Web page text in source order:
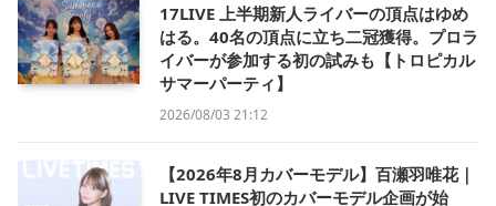
17LIVE 上半期新人ライバーの頂点はゆめ
はる。40名の頂点に立ち二冠獲得。プロラ
イバーが参加する初の試みも【トロピカル
サマーパーティ】
2026/08/03 21:12
【2026年8月カバーモデル】百瀬羽唯花｜
LIVE TIMES初のカバーモデル企画が始